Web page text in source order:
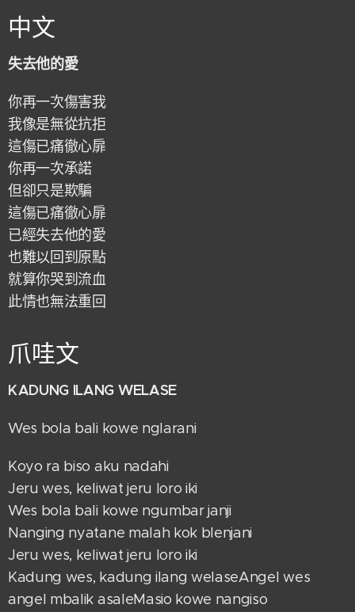
中文
失去他的愛
你再一次傷害我
我像是無從抗拒
這傷已痛徹心扉
你再一次承諾
但卻只是欺騙
這傷已痛徹心扉
已經失去他的愛
也難以回到原點
就算你哭到流血
此情也無法重回
爪哇文
KADUNG ILANG WELASE
Wes bola bali kowe nglarani
Koyo ra biso aku nadahi
Jeru wes, keliwat jeru loro iki
Wes bola bali kowe ngumbar janji
Nanging nyatane malah kok blenjani
Jeru wes, keliwat jeru loro iki
Kadung wes, kadung ilang welaseAngel wes
angel mbalik asaleMasio kowe nangiso